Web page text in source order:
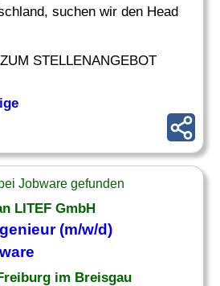
suchen wir den Head
STELLENANGEBOT
Jobware gefunden
LITEF GmbH
(m/w/d)
im Breisgau